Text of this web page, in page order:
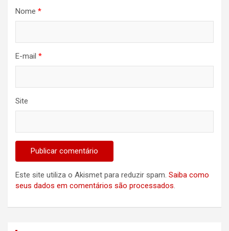
Nome *
E-mail *
Site
Este site utiliza o Akismet para reduzir spam. Saiba como
seus dados em comentários são processados.